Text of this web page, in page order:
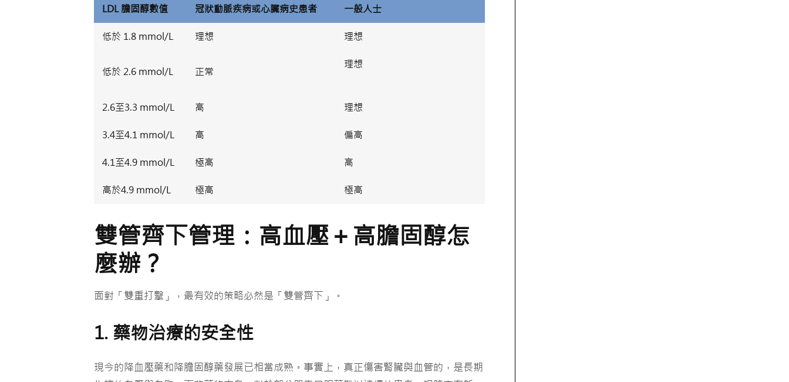
LDL 膽固醇數值 冠狀動脈疾病或心臟病史患者 一般人士
低於 1.8 mmol/L 理想 理想
低於 2.6 mmol/L 正常
理想
2.6至3.3 mmol/L 高 理想
3.4至4.1 mmol/L 高 偏高
4.1至4.9 mmol/L 極高 高
高於4.9 mmol/L 極高 極高
雙管齊下管理：高血壓＋高膽固醇怎
麼辦？
面對「雙重打擊」，最有效的策略必然是「雙管齊下」。
1. 藥物治療的安全性
現今的降血壓藥和降膽固醇藥發展已相當成熟。事實上，真正傷害腎臟與血管的，是長期